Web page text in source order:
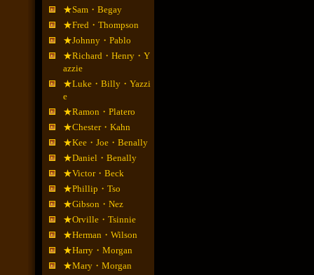
★Sam・Begay
★Fred・Thompson
★Johnny・Pablo
★Richard・Henry・Y
azzie
★Luke・Billy・Yazzi
e
★Ramon・Platero
★Chester・Kahn
★Kee・Joe・Benally
★Daniel・Benally
★Victor・Beck
★Phillip・Tso
★Gibson・Nez
★Orville・Tsinnie
★Herman・Wilson
★Harry・Morgan
★Mary・Morgan